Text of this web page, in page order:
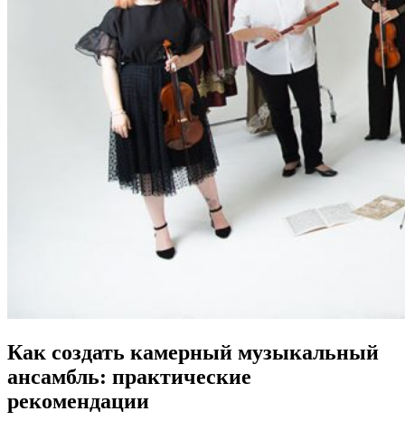
Как создать камерный музыкальный
ансамбль: практические
рекомендации